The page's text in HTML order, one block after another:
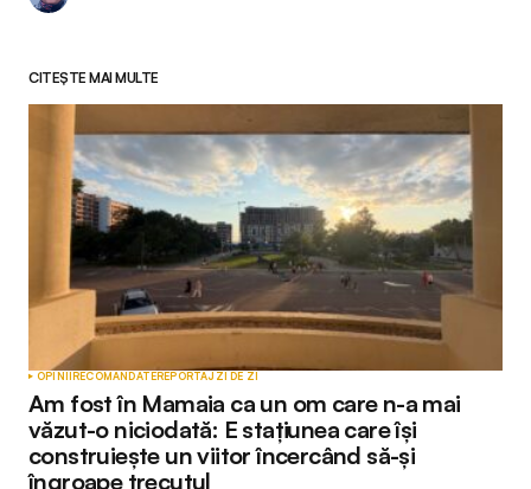
CITEȘTE MAI MULTE
OPINIIRECOMANDATEREPORTAJ ZI DE ZI
Am fost în Mamaia ca un om care n-a mai
văzut-o niciodată: E stațiunea care își
construiește un viitor încercând să-și
îngroape trecutul